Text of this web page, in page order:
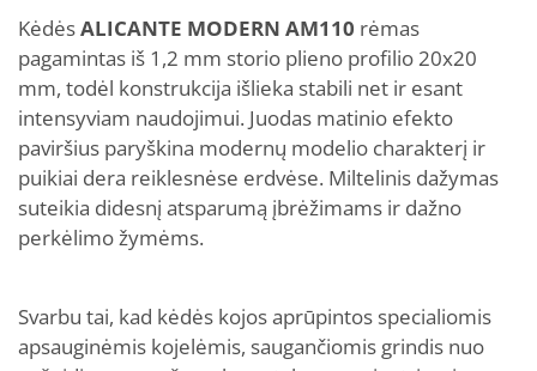
KėdėsALICANTE MODERN AM110 rėmas
pagamintas iš 1,2 mm storio plieno profilio 20x20
mm, todėl konstrukcija išlieka stabili net ir esant
intensyviam naudojimui. Juodas matinio efekto
paviršius paryškina modernų modelio charakterį ir
puikiai dera reiklesnėse erdvėse. Miltelinis dažymas
suteikia didesnį atsparumą įbrėžimams ir dažno
perkėlimo žymėms.
Svarbu tai, kad kėdės kojos aprūpintos specialiomis
apsauginėmis kojelėmis, saugančiomis grindis nuo